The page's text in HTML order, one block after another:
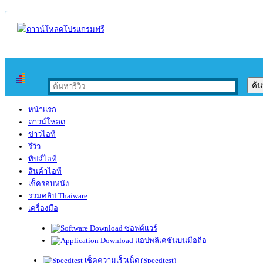
หน้าแรก
ดาวน์โหลด
ข่าวไอที
รีวิว
ทิปส์ไอที
สินค้าไอที
เช็ครอบหนัง
รวมคลิป Thaiware
เครื่องมือ
ซอฟต์แวร์
แอปพลิเคชันบนมือถือ
เช็คความเร็วเน็ต (Speedtest)